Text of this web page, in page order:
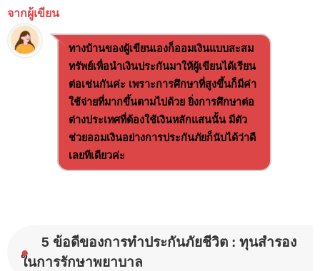
จากผู้เขียน
ทางบ้านของผู้เขียนเองก็ออมเงินแบบสะสม
ทรัพย์เพื่อนำเงินประกันมาให้ผู้เขียนได้เรียน
ต่อเช่นกันค่ะ เพราะการศึกษาที่สูงขึ้นก็มีค่า
ใช้จ่ายที่มากขึ้นตามไปด้วย ยิ่งการศึกษาต่อ
ต่างประเทศที่ต้องใช้เงินหลักแสนนั้น มีตัว
ช่วยออมเงินอย่างการประกันภัยก็นับได้ว่าดี
เลยทีเดียวค่ะ
●
5 ข้อดีของการทำประกันภัยชีวิต : ทุนสำรอง
ในการรักษาพยาบาล